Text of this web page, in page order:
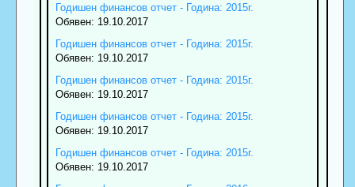
Годишен финансов отчет - Година: 2015г.
Обявен: 19.10.2017
Годишен финансов отчет - Година: 2015г.
Обявен: 19.10.2017
Годишен финансов отчет - Година: 2015г.
Обявен: 19.10.2017
Годишен финансов отчет - Година: 2015г.
Обявен: 19.10.2017
Годишен финансов отчет - Година: 2015г.
Обявен: 19.10.2017